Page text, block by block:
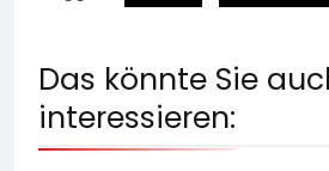
Das könnte Sie
interessieren: